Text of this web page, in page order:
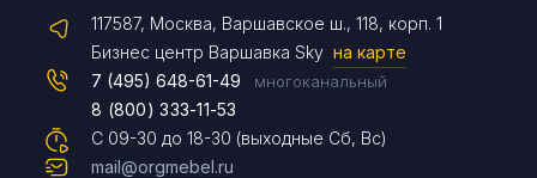
117587, Москва, Варшавское ш., 118, корп. 1
Бизнес центр Варшавка Sky на карте
С 09-30 до 18-30 (выходные Сб, Вс)
7 (495) 648-61-49 многоканальный
8 (800) 333-11-53
mail@orgmebel.ru
Max
Чат на сайте